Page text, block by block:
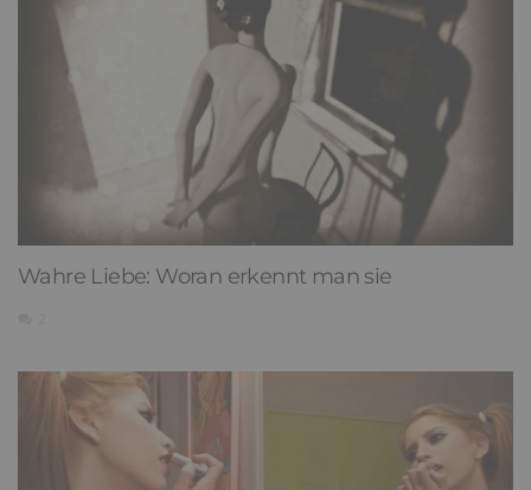
Wahre Liebe: Woran erkennt man sie